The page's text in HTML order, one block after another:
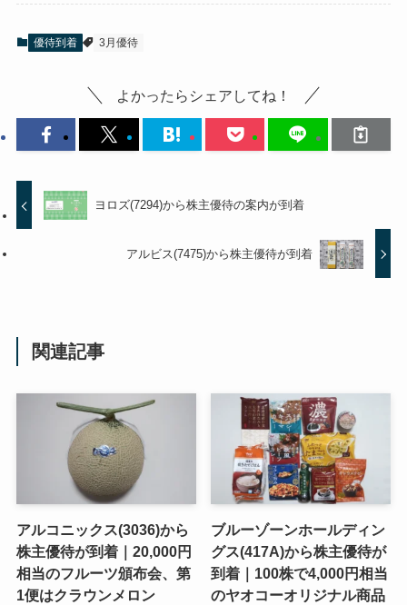
優待到着 3月優待
よかったらシェアしてね！
ヨロズ(7294)から株主優待の案内が到着
アルビス(7475)から株主優待が到着
関連記事
アルコニックス(3036)から
株主優待が到着｜20,000円
相当のフルーツ頒布会、第
1便はクラウンメロン
ブルーゾーンホールディン
グス(417A)から株主優待が
到着｜100株で4,000円相当
のヤオコーオリジナル商品